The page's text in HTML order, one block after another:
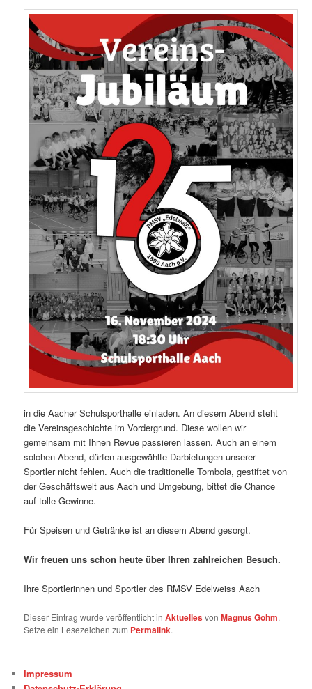
in die Aacher Schulsporthalle einladen. An diesem Abend steht
die Vereinsgeschichte im Vordergrund. Diese wollen wir
gemeinsam mit Ihnen Revue passieren lassen. Auch an einem
solchen Abend, dürfen ausgewählte Darbietungen unserer
Sportler nicht fehlen. Auch die traditionelle Tombola, gestiftet von
der Geschäftswelt aus Aach und Umgebung, bittet die Chance
auf tolle Gewinne.
Für Speisen und Getränke ist an diesem Abend gesorgt.
Wir freuen uns schon heute über Ihren zahlreichen Besuch.
Ihre Sportlerinnen und Sportler des RMSV Edelweiss Aach
Dieser Eintrag wurde veröffentlicht inAktuellesvonMagnus Gohm.
Setze ein Lesezeichen zum Permalink.
Impressum